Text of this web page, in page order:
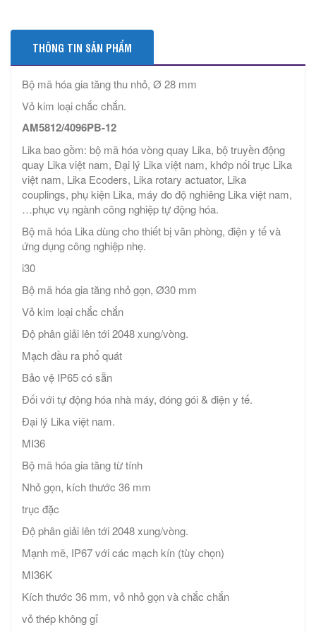
THÔNG TIN SẢN PHẨM
Bộ mã hóa gia tăng thu nhỏ, Ø 28 mm
Vỏ kim loại chắc chắn.
AM5812/4096PB-12
Lika bao gồm: bộ mã hóa vòng quay Lika, bộ truyền động
quay Lika việt nam, Đại lý Lika việt nam, khớp nối trục Lika
việt nam, Lika Ecoders, Lika rotary actuator, Lika
couplings, phụ kiện Lika, máy đo độ nghiêng Lika việt nam,
…phục vụ ngành công nghiệp tự động hóa.
Bộ mã hóa Lika dùng cho thiết bị văn phòng, điện y tế và
ứng dụng công nghiệp nhẹ.
i30
Bộ mã hóa gia tăng nhỏ gọn, Ø30 mm
Vỏ kim loại chắc chắn
Độ phân giải lên tới 2048 xung/vòng.
Mạch đầu ra phổ quát
Bảo vệ IP65 có sẵn
Đối với tự động hóa nhà máy, đóng gói & điện y tế.
Đại lý Lika việt nam.
MI36
Bộ mã hóa gia tăng từ tính
Nhỏ gọn, kích thước 36 mm
trục đặc
Độ phân giải lên tới 2048 xung/vòng.
Mạnh mẽ, IP67 với các mạch kín (tùy chọn)
MI36K
Kích thước 36 mm, vỏ nhỏ gọn và chắc chắn
vỏ thép không gỉ